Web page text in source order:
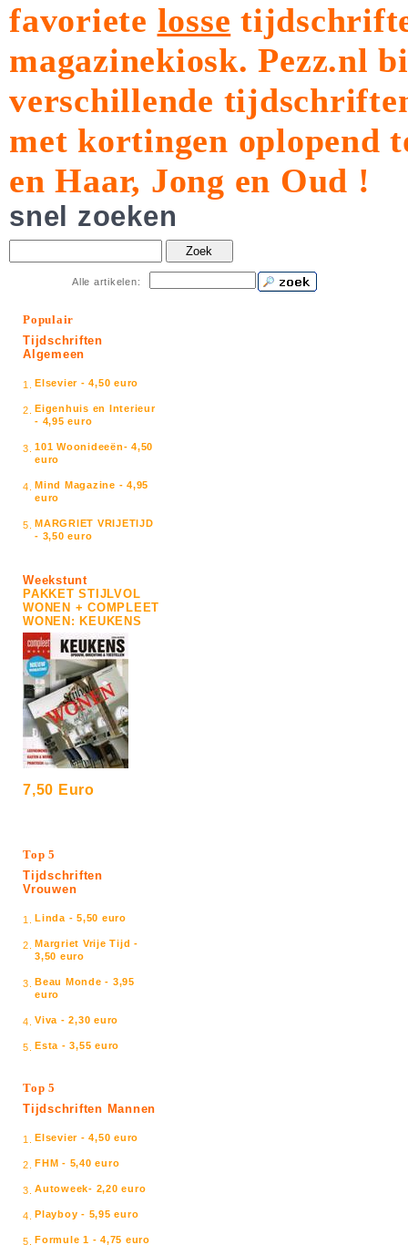
favoriete losse
magazinekiosk.Pezz.nl
verschillende
met kortingen oplopend
en Haar, Jong en Oud !
snel zoeken
Zoek
Alle artikelen:
Populair
Tijdschriften
Algemeen
1. Elsevier - 4,50 euro
2. Eigenhuis en Interieur
- 4,95 euro
3. 101 Woonideeën- 4,50
euro
4. Mind Magazine - 4,95
euro
5. MARGRIET VRIJETIJD
- 3,50 euro
Weekstunt
PAKKET STIJLVOL
WONEN + COMPLEET
WONEN: KEUKENS
7,50 Euro
Top 5
Tijdschriften
Vrouwen
1. Linda - 5,50 euro
2. Margriet Vrije Tijd -
3,50 euro
3. Beau Monde - 3,95
euro
4. Viva - 2,30 euro
5. Esta - 3,55 euro
Top 5
Tijdschriften Mannen
1. Elsevier - 4,50 euro
2. FHM - 5,40 euro
3. Autoweek- 2,20 euro
4. Playboy - 5,95 euro
5. Formule 1 - 4,75 euro